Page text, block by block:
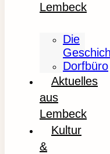
Lembeck
Die
Dorfbüro
Aktuelles
aus
Lembeck
Kultur
&